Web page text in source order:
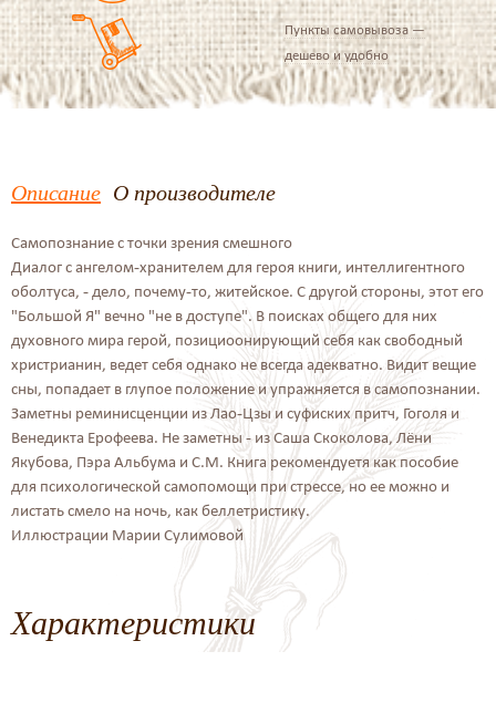
Пункты самовывоза —
дешево и удобно
Описание О производителе
Самопознание с точки зрения смешного
Диалог с ангелом-хранителем для героя книги, интеллигентного
оболтуса, - дело, почему-то, житейское. С другой стороны, этот его
"Большой Я" вечно "не в доступе". В поисках общего для них
духовного мира герой, позициоонирующий себя как свободный
христрианин, ведет себя однако не всегда адекватно. Видит вещие
сны, попадает в глупое положение и упражняется в самопознании.
Заметны реминисценции из Лао-Цзы и суфиских притч, Гоголя и
Венедикта Ерофеева. Не заметны - из Саша Скоколова, Лёни
Якубова, Пэра Альбума и С.М. Книга рекомендуетя как пособие
для психологической самопомощи при стрессе, но ее можно и
листать смело на ночь, как беллетристику.
Иллюстрации Марии Сулимовой
Характеристики